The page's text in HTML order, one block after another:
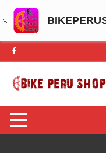
Saltar
al
contenido